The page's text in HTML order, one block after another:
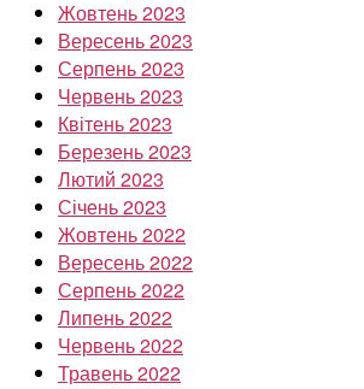
Жовтень 2023
Вересень 2023
Серпень 2023
Червень 2023
Квітень 2023
Березень 2023
Лютий 2023
Січень 2023
Жовтень 2022
Вересень 2022
Серпень 2022
Липень 2022
Червень 2022
Травень 2022